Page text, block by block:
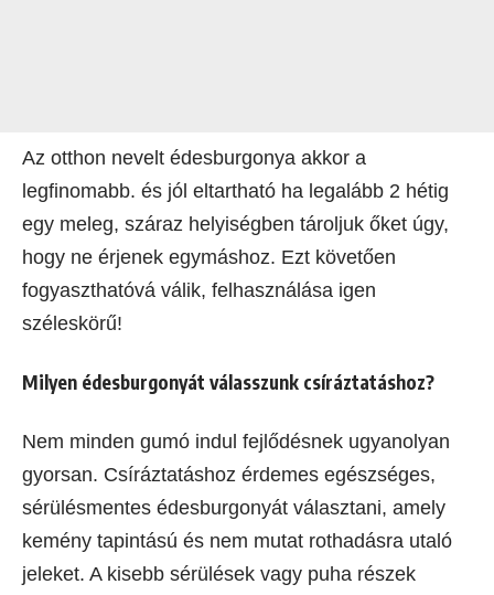
Az otthon nevelt édesburgonya akkor a
legfinomabb. és jól eltartható ha legalább 2 hétig
egy meleg, száraz helyiségben tároljuk őket úgy,
hogy ne érjenek egymáshoz. Ezt követően
fogyaszthatóvá válik, felhasználása igen
széleskörű!
Milyen édesburgonyát válasszunk csíráztatáshoz?
Nem minden gumó indul fejlődésnek ugyanolyan
gyorsan. Csíráztatáshoz érdemes egészséges,
sérülésmentes édesburgonyát választani, amely
kemény tapintású és nem mutat rothadásra utaló
jeleket. A kisebb sérülések vagy puha részek